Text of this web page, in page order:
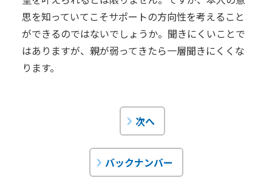
思を知っていてこそサポートの方向性を考えること
ができるのではないでしょうか。聞きにくいことで
はありますが、親が弱ってきたら一層聞きにくくな
ります。
次へ
バックナンバー